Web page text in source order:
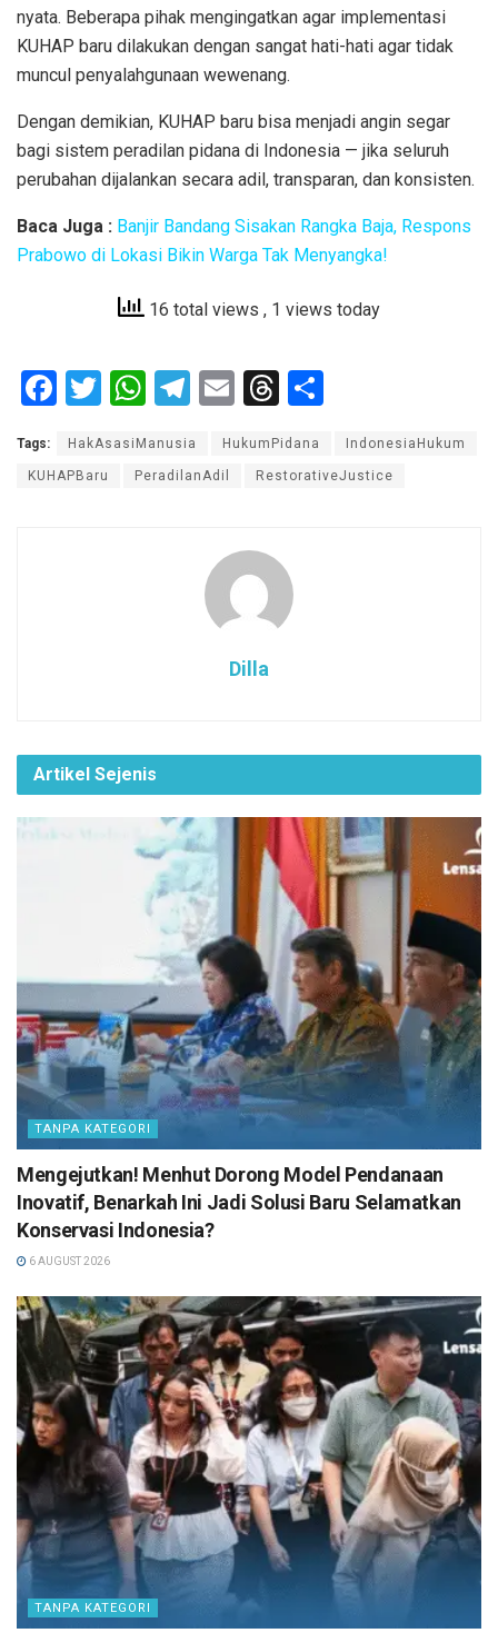
nyata. Beberapa pihak mengingatkan agar implementasi
KUHAP baru dilakukan dengan sangat hati-hati agar tidak
muncul penyalahgunaan wewenang.
Dengan demikian, KUHAP baru bisa menjadi angin segar
bagi sistem peradilan pidana di Indonesia — jika seluruh
perubahan dijalankan secara adil, transparan, dan konsisten.
Baca Juga : Banjir Bandang Sisakan Rangka Baja, Respons
Prabowo di Lokasi Bikin Warga Tak Menyangka!
16 total views , 1 views today
F
ce
b
T
tt
er
W
at
s
T
e
gr
m
E
ail
T
e
a
s
ar
e
Tags: HakAsasiManusia HukumPidana IndonesiaHukum
KUHAPBaru PeradilanAdil RestorativeJustice
Dilla
Artikel Sejenis
TANPA KATEGORI
Mengejutkan! Menhut Dorong Model Pendanaan
Inovatif, Benarkah Ini Jadi Solusi Baru Selamatkan
Konservasi Indonesia?
6 AUGUST 2026
TANPA KATEGORI